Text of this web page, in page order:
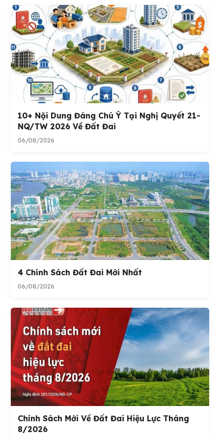
10+ Nội Dung Đáng Chú Ý Tại Nghị Quyết 21-
NQ/TW 2026 Về Đất Đai
06/08/2026
4 Chính Sách Đất Đai Mới Nhất
06/08/2026
Chính Sách Mới Về Đất Đai Hiệu Lực Tháng
8/2026